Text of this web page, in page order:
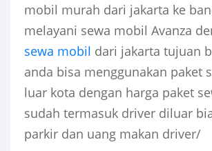
mobil murah dari jakarta ke
melayani sewa mobil Avanza
sewa mobil dari jakarta tujuan
anda bisa menggunakan paket
luar kota dengan harga paket
sudah termasuk driver diluar
parkir dan uang makan driver/